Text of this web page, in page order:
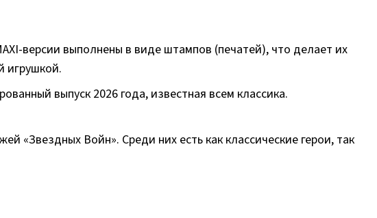
версии выполнены в виде штампов (печатей), что делает их
игрушкой.
выпуск 2026 года, известная всем классика.
«Звездных Войн». Среди них есть как классические герои, так